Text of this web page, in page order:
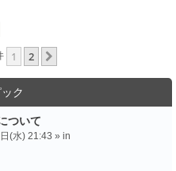
1 2
ック
ついて
(水) 21:43 » in